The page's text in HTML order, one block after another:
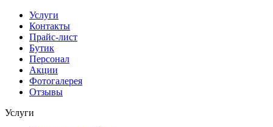
Услуги
Контакты
Прайс-лист
Бутик
Персонал
Акции
Фотогалерея
Отзывы
Услуги